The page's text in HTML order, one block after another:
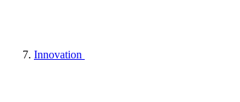
Innovation